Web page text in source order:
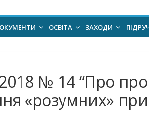
ОСВІТА ЗАХОДИ
№ 14 “Про
«розумних»